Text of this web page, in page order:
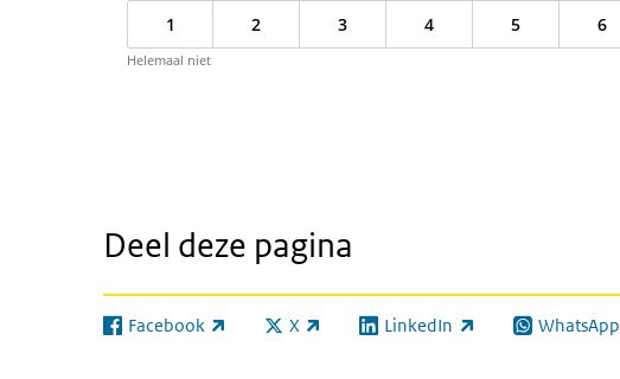
1 2 3 4 5 6
Helemaal niet
Deel deze pagina
Facebook
(externe link) X
(externe link) LinkedIn
(externe link) WhatsApp
(externe link)